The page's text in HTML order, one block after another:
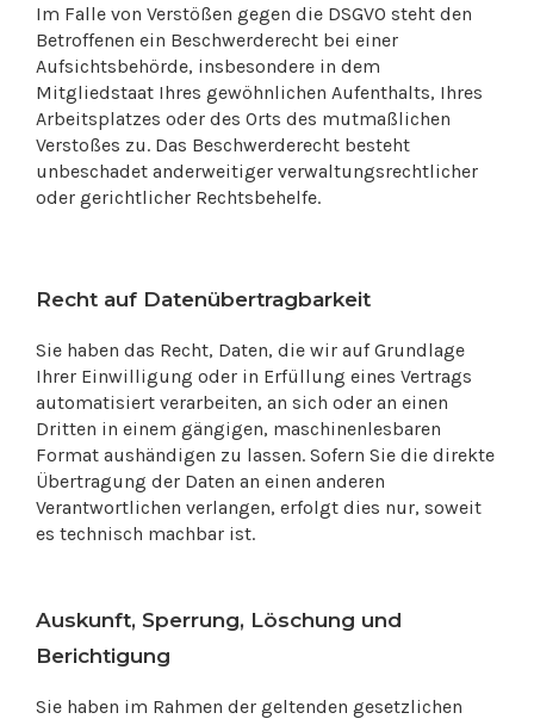
Im Falle von Verstößen gegen die DSGVO steht den
Betroffenen ein Beschwerderecht bei einer
Aufsichtsbehörde, insbesondere in dem
Mitgliedstaat Ihres gewöhnlichen Aufenthalts, Ihres
Arbeitsplatzes oder des Orts des mutmaßlichen
Verstoßes zu. Das Beschwerderecht besteht
unbeschadet anderweitiger verwaltungsrechtlicher
oder gerichtlicher Rechtsbehelfe.
Recht auf Datenübertragbarkeit
Sie haben das Recht, Daten, die wir auf Grundlage
Ihrer Einwilligung oder in Erfüllung eines Vertrags
automatisiert verarbeiten, an sich oder an einen
Dritten in einem gängigen, maschinenlesbaren
Format aushändigen zu lassen. Sofern Sie die direkte
Übertragung der Daten an einen anderen
Verantwortlichen verlangen, erfolgt dies nur, soweit
es technisch machbar ist.
Auskunft, Sperrung, Löschung und
Berichtigung
Sie haben im Rahmen der geltenden gesetzlichen